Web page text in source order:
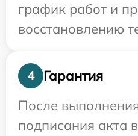
график работ и
восстановлению
4
Гарантия
После
подписания акта